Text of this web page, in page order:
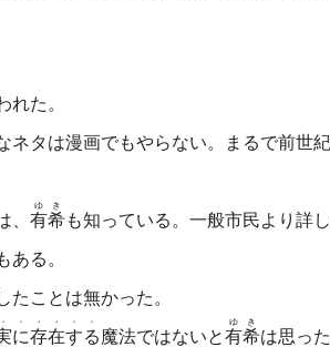
れた。
タは漫画でもやらない。まるで前世紀
有希
ゆき
も知っている。一般市民より詳
ある。
ことは無かった。
・
に
・
存
・
在
・
す
・
る
・
魔法ではないと有希
ゆき
は思った